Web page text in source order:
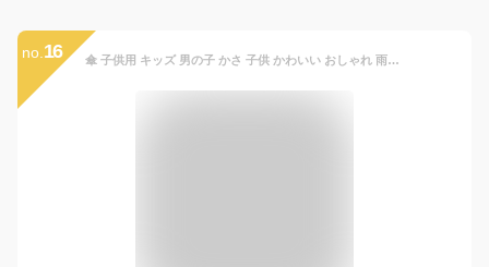
no. 16 傘 子供用 キッズ 男の子 かさ 子供 かわいい おしゃれ 雨具 雨 雪 小学生 透明窓 ジュニア ジャンプ ワンタッチ レイングッズ スター 迷彩 黒 ブラック ネイビー こども おとこのこ グラスファイバー骨 丈夫 50 55 da030 【送料無料】